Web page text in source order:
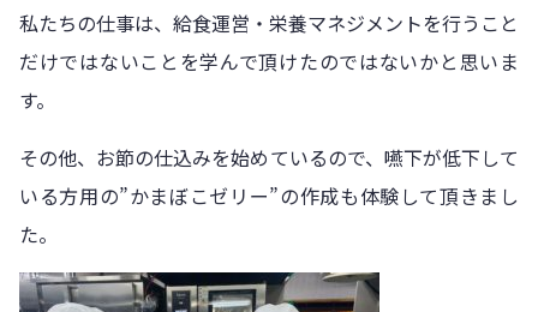
私たちの仕事は、給食運営・栄養マネジメントを行うこと
だけではないことを学んで頂けたのではないかと思いま
す。
その他、お節の仕込みを始めているので、嚥下が低下して
いる方用の”かまぼこゼリー”の作成も体験して頂きまし
た。